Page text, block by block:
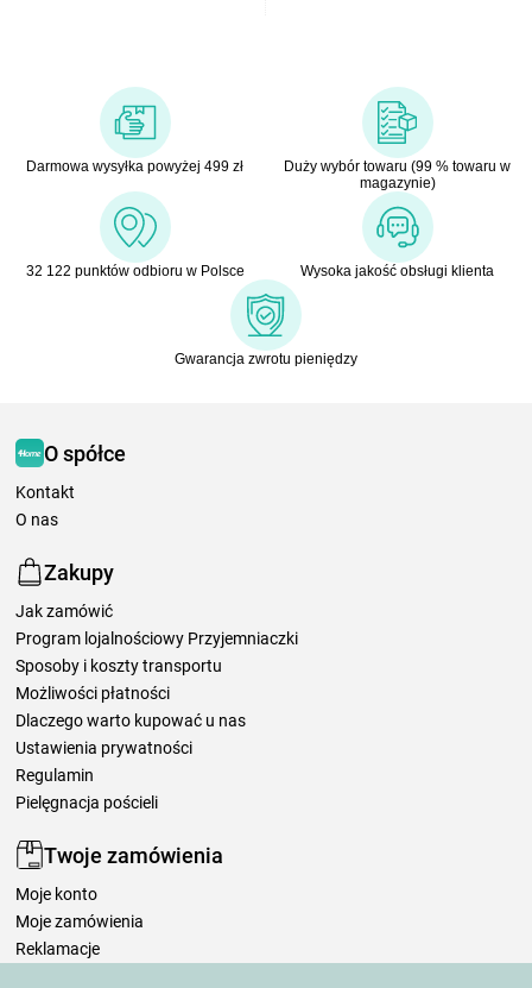
Darmowa wysyłka powyżej 499 zł
Duży wybór towaru (99 % towaru w
magazynie)
32 122 punktów odbioru w Polsce Wysoka jakość obsługi klienta
Gwarancja zwrotu pieniędzy
O spółce
Kontakt
O nas
Zakupy
Jak zamówić
Program lojalnościowy Przyjemniaczki
Sposoby i koszty transportu
Możliwości płatności
Dlaczego warto kupować u nas
Ustawienia prywatności
Regulamin
Pielęgnacja pościeli
Twoje zamówienia
Moje konto
Moje zamówienia
Reklamacje